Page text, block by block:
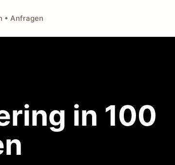
• Anfragen
in 100